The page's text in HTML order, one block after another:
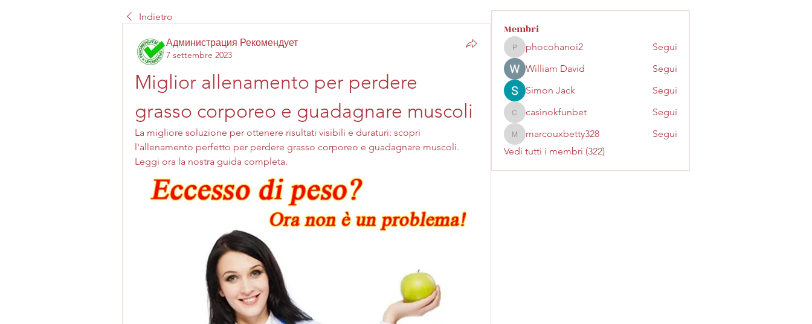
Indietro
Администрация Рекомендует
7 settembre 2023
Miglior allenamento per perdere
grasso corporeo e guadagnare muscoli
La migliore soluzione per ottenere risultati visibili e duraturi: scopri
l'allenamento perfetto per perdere grasso corporeo e guadagnare muscoli.
Leggi ora la nostra guida completa.
Membri
phocohanoi2
phocohanoi2
Segui
William David
Segui
Simon Jack
Segui
casinokfunbet
casinokfunbet Segui
marcouxbetty328
marcouxbetty328
Segui
Vedi tutti i membri (322)